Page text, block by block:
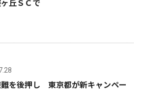
丘ＳＣで
を後押し 東京都が新キャンペー